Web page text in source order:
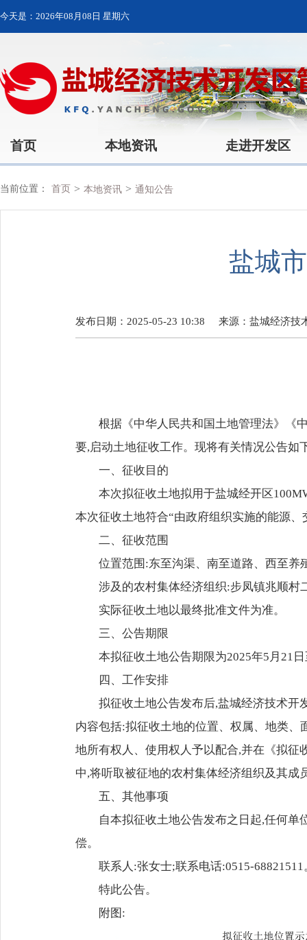
今天是： 2026年08月08日 星期六
首页 本地资讯 走进开发区
当前位置： 首页 > 本地资讯 > 通知公告
盐城
发布日期：2025-05-23 10:38 来源： 盐城经济技
根据《中华人民共和国土地管理法》《
要,启动土地征收工作。现将有关情况公告如
一、征收目的
本次拟征收土地拟用于盐城经开区
本次征收土地符合“由政府组织实施的能源
二、征收范围
位置范围:东至沟渠、南至道路、西至养
涉及的农村集体经济组织:步凤镇兆顺村
实际征收土地以最终批准文件为准。
三、公告期限
本拟征收土地公告期限为2025年5月21
四、工作安排
拟征收土地公告发布后,盐城经济技术开
内容包括:拟征收土地的位置、权属、地类
地所有权人、使用权人予以配合,并在《拟
中,将听取被征地的农村集体经济组织及其
五、其他事项
自本拟征收土地公告发布之日起,任何
偿。
联系人:张女士;联系电话:0515-68821511
特此公告。
附图: